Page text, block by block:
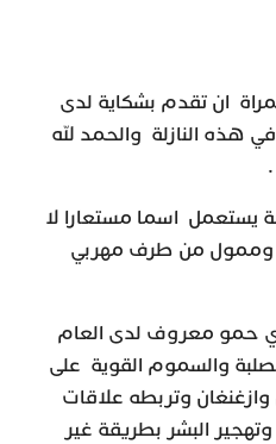
ان تقدم بشكاية لدى
هذه النازلة والحمد لله
اسما مستعارا لا
من طرف مهربي
حمو معروف لدى العام
والسموم القوية على
وازغنغان وتربطه علاقات
البشر بطريقة غير